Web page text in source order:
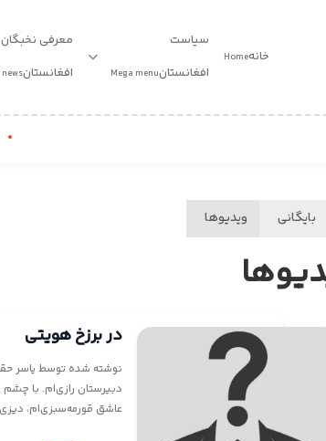
خانهHome
سیاست
افغانستانMega menu
معرفی نخبگان
افغانستانnews
بایگانی ویدیوها
در برزخ هویتی
نوشته شده توسط یاسر
دبیرستان رازی‌ام. با
عاشق قورمه‌سبزی‌ام،